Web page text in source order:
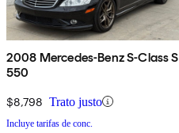
2008 Mercedes-Benz S-Class S
550
$8,798 Trato justo
Incluye tarifas de conc.